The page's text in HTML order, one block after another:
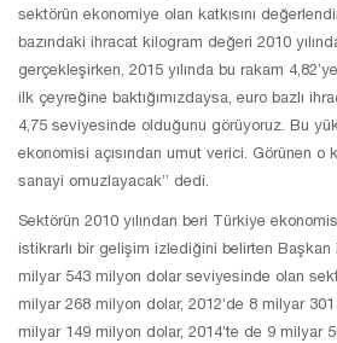
sektörün ekonomiye olan katkısını
bazındaki ihracat kilogram değeri 2010
gerçekleşirken, 2015 yılında bu rakam
ilk çeyreğine baktığımızdaysa, euro bazlı
4,75 seviyesinde olduğunu görüyoruz. Bu
ekonomisi açısından umut verici. Görünen o
sanayi omuzlayacak” dedi.
Sektörün 2010 yılından beri Türkiye
istikrarlı bir gelişim izlediğini belirten Başkan
milyar 543 milyon dolar seviyesinde olan
milyar 268 milyon dolar, 2012’de 8 milyar
milyar 149 milyon dolar, 2014’te de 9 milyar